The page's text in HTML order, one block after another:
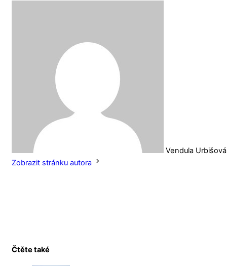
Vendula Urbišová
Zobrazit stránku autora
Čtěte také